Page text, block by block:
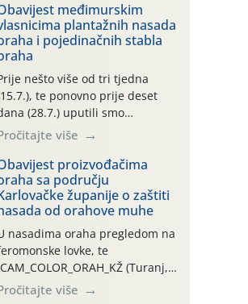
o preventivnim
zaštite krizantema od
uzročnika bolesti,
i fito-fagnih grinja (23.7.,
06.7.)! Na početku ovog
je zabilježeno je
i ekstremno vruće
razdoblje, uz
temperature […]
međimurskim
plantažnih nasada
i pojedinačnih stabla
nešto više od tri tjedna
te ponovno prije deset
(28.7.) uputili smo
vlasnicima plantažnih
nasada oraha i pojedinačnih
o početku leta i
potrebi usmjerenog
orahove muhe
completa)! Već
dana traje drugi
“toplinski udar”, koji
naročito izražen zadnja šest
(31.7.-05.8.), jer najviše
zraka svakodnevno
više
proizvođačima
sa području
županije o zaštiti
od orahove muhe
nasadima oraha pregledom na
lovke, te
CAM_COLOR_ORAH_KŽ (Turanj,
zabilježena je mala
više